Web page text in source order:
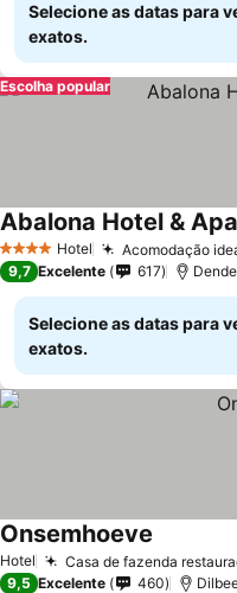
Selecione as datas para
exatos.
Escolha popular
4 EstrelasHotel Acomodação
Abalona Hotel &
9,7 Excelente 617
Selecione as datas para
exatos.
Hotel Casa de fazenda
Onsemhoeve
9,5 Excelente 460